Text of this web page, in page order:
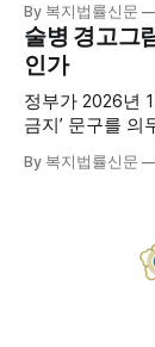
고 본격적인 서비스
는 (한)의사가
한 장기요양 등
로 구성된 다학
를 제공하는
By 복지법률신문
술병 경고그
인가
정부가 2026년
금지’ 문구를 의
도는 국제 통상
By 복지법률신문